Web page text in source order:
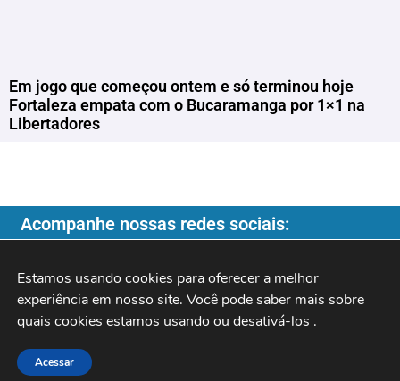
Em jogo que começou ontem e só terminou hoje
Fortaleza empata com o Bucaramanga por 1×1 na
Libertadores
Acompanhe nossas redes sociais:
Copyright ©️ 2026| Programa do Rochinha |
Estamos usando cookies para oferecer a melhor
experiência em nosso site. Você pode saber mais sobre
quais cookies estamos usando ou desativá-los .
Acessar